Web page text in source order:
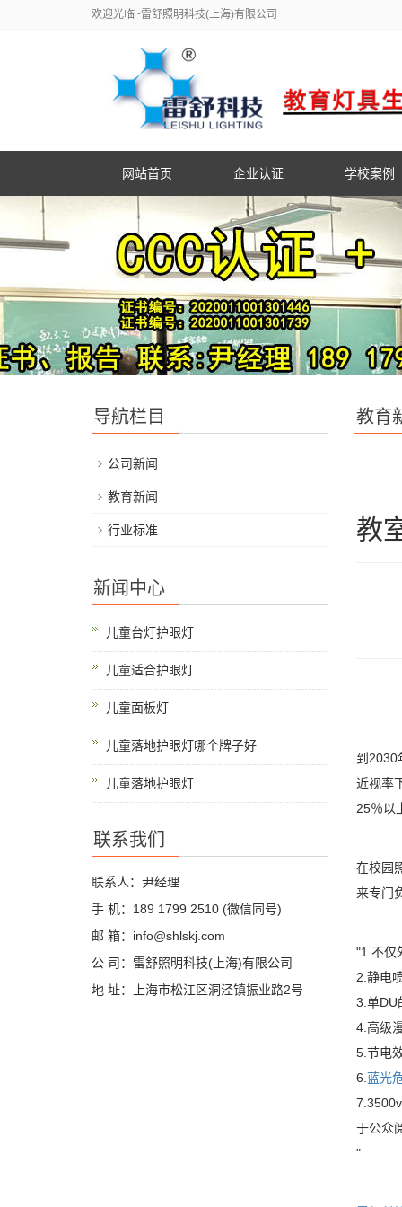
欢迎光临~雷舒照明科技(上海)有限公司
网站首页 企业认证 学校案例
教育
教
到2030
近视率
25％以
在校园
来专门
"1.不仅
2.静电
3.单DU
4.高级
5.节电
6. 蓝光
于公众
"
导航栏目
公司新闻
教育新闻
行业标准
新闻中心
儿童台灯护眼灯
儿童适合护眼灯
儿童面板灯
儿童落地护眼灯哪个牌子好
儿童落地护眼灯
联系我们
联系人：尹经理
手 机：189 1799 2510 (微信同号)
邮 箱：info@shlskj.com
公 司：雷舒照明科技(上海)有限公司
地 址：上海市松江区洞泾镇振业路2号